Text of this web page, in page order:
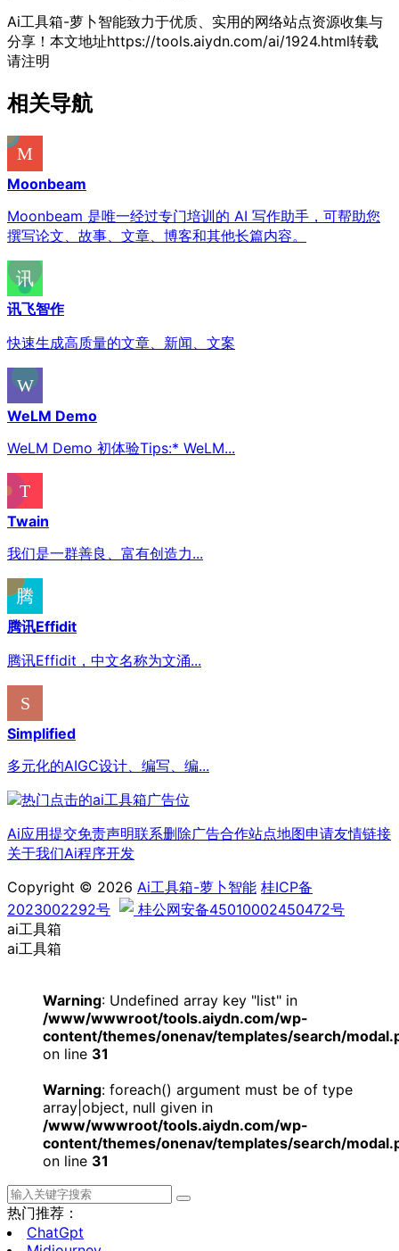
Ai工具箱-萝卜智能致力于优质、实用的网络站点资源收集与
分享！ 本文地址https://tools.aiydn.com/ai/1924.html转载
请注明
相关导航
Moonbeam
Moonbeam 是唯一经过专门培训的 AI 写作助手，可帮助您
撰写论文、故事、文章、博客和其他长篇内容。
讯飞智作
快速生成高质量的文章、新闻、文案
WeLM Demo
WeLM Demo 初体验Tips:* WeLM...
Twain
我们是一群善良、富有创造力...
腾讯Effidit
腾讯Effidit，中文名称为文涌...
Simplified
多元化的AIGC设计、编写、编...
Ai应用提交免责声明联系删除广告合作站点地图申请友情链接
关于我们Ai程序开发
Copyright © 2026 Ai工具箱-萝卜智能 桂ICP备
2023002292号
桂公网安备45010002450472号
ai工具箱
ai工具箱
Warning: Undefined array key "list" in
/www/wwwroot/tools.aiydn.com/wp-
content/themes/onenav/templates/search/
on line 31
Warning: foreach() argument must be of type
array|object, null given in
/www/wwwroot/tools.aiydn.com/wp-
content/themes/onenav/templates/search/
on line 31
热门推荐：
ChatGpt